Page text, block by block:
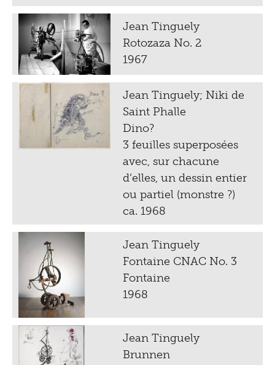
Jean Tinguely
Rotozaza No. 2
1967
Jean Tinguely; Niki de
Saint Phalle
Dino?
3 feuilles superposées
avec, sur chacune
d’elles, un dessin entier
ou partiel (monstre ?)
ca. 1968
Jean Tinguely
Fontaine CNAC No. 3
Fontaine
1968
Jean Tinguely
Brunnen